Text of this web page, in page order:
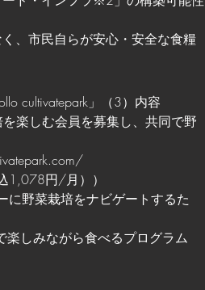
、市民自らが安心・安全な食糧
cultivatepark」（3）内容
を楽しむ会員を募集し、共同で野
1,078円/月））
に野菜栽培をナビゲートするた
しみながら食べるプログラム